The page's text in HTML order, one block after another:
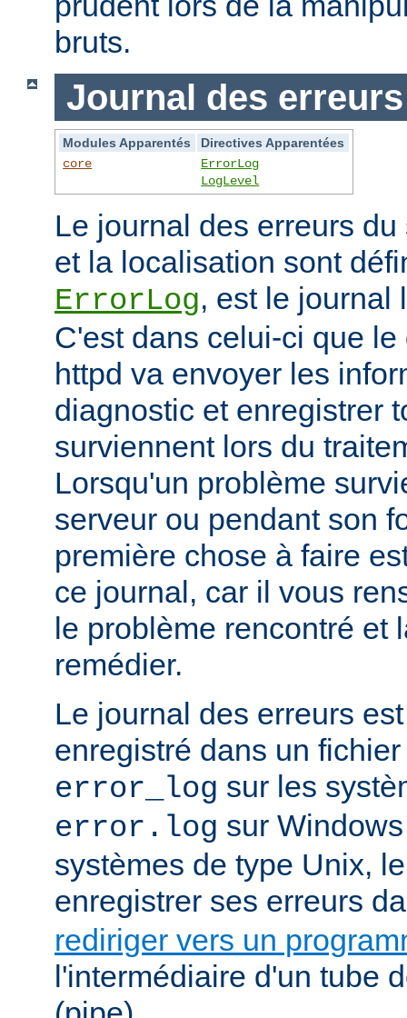
bruts.
Journal des erreurs
Modules Apparentés
Directives Apparentées
core
ErrorLog
LogLevel
Le journal des erreurs
et la localisation sont
ErrorLog, est le journal
C'est dans celui-ci que
httpd va envoyer les
diagnostic et enregistrer
surviennent lors du
Lorsqu'un problème
serveur ou pendant son
première chose à faire
ce journal, car il vous
le problème rencontré et
remédier.
Le journal des erreurs
enregistré dans un
error_log sur les
error.log sur
systèmes de type Unix,
enregistrer ses erreurs
rediriger vers un
l'intermédiaire d'un tube